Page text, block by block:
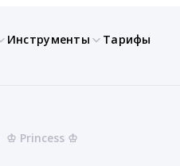
Инструменты Тарифы
♔ Princess ♔